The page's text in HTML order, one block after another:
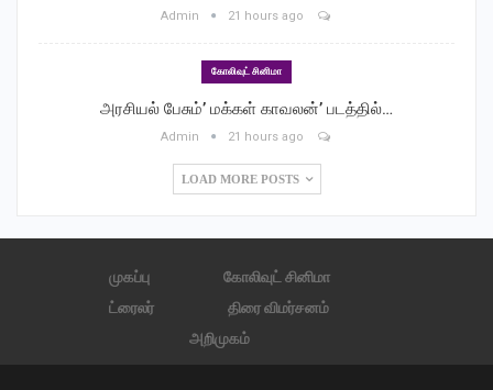
Admin 21 hours ago
கோலிவுட் சினிமா
அரசியல் பேசும்’ மக்கள் காவலன்’ படத்தில்…
Admin 21 hours ago
LOAD MORE POSTS
முகப்பு
கோலிவுட் சினிமா
ட்ரைலர்
திரை விமர்சனம்
அறிமுகம்